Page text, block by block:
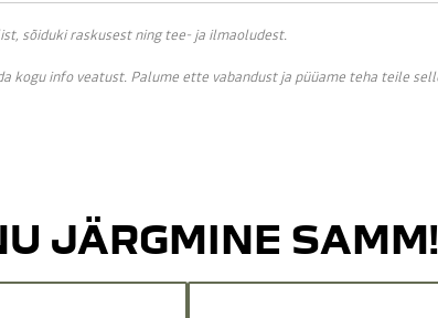
sõiduki raskusest ning tee- ja ilmaoludest.
kogu info veatust. Palume ette vabandust ja püüame teha teile
JÄRGMINE SAMM!